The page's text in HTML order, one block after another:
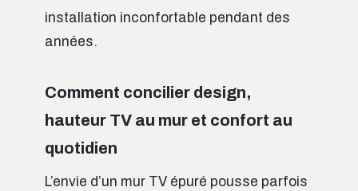
installation inconfortable pendant des
années.
Comment concilier design,
hauteur TV au mur et confort au
quotidien
L’envie d’un mur TV épuré pousse parfois